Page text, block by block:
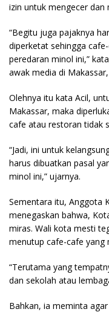
izin untuk mengecer dan
“Begitu juga pajaknya
diperketat sehingga
peredaran minol ini,”
awak media di
Olehnya itu kata Acil,
Makassar, maka
cafe atau restoran tidak
“Jadi, ini untuk
harus dibuatkan pasal
minol ini,” ujarnya.
Sementara itu, Anggota
menegaskan bahwa,
miras. Wali kota mesti
menutup cafe-cafe yang
“Terutama yang
dan sekolah atau
Bahkan, ia meminta